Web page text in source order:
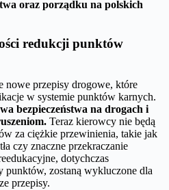
oraz porządku na polskich
redukcji punktów
przepisy drogowe, które
w systemie punktów karnych.
bezpieczeństwa na drogach i
Teraz kierowcy nie będą
za ciężkie przewinienia, takie jak
czy znaczne przekraczanie
dotychczas
punktów, zostaną wykluczone dla
przepisy.